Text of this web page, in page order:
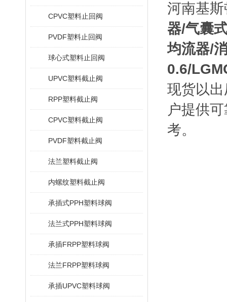
CPVC塑料止回阀
PVDF塑料止回阀
球心式塑料止回阀
UPVC塑料截止阀
RPP塑料截止阀
CPVC塑料截止阀
PVDF塑料截止阀
法兰塑料截止阀
内螺纹塑料截止阀
承插式PPH塑料球阀
法兰式PPH塑料球阀
承插FRPP塑料球阀
法兰FRPP塑料球阀
承插UPVC塑料球阀
河南基
器/气囊
均流器/
0.6/
现货以
户提供
考。